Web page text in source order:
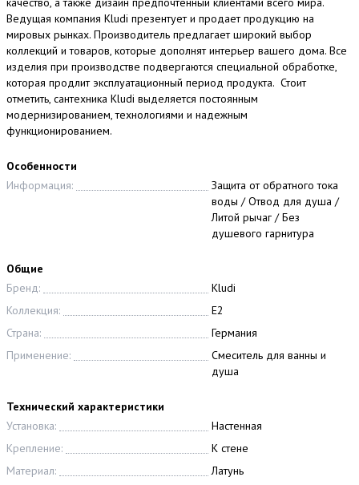
Ведущая компания Kludi презентует и продает продукцию на
мировых рынках. Производитель предлагает широкий выбор
коллекций и товаров, которые дополнят интерьер вашего дома. Все
изделия при производстве подвергаются специальной обработке,
которая продлит эксплуатационный период продукта. Стоит
отметить, сантехника Kludi выделяется постоянным
модернизированием, технологиями и надежным
функционированием.
Особенности
Информация:
Защита от обратного тока
воды / Отвод для душа /
Литой рычаг / Без
душевого гарнитура
Общие
Бренд:
Kludi
Коллекция:
E2
Страна:
Германия
Применение:
Смеситель для ванны и
душа
Технический характеристики
Установка:
Настенная
Крепление:
К стене
Материал:
Латунь